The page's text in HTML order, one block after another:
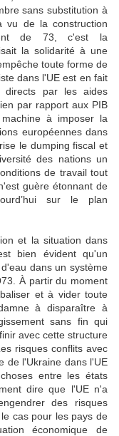
sans substitution à
vu de la construction
de 73, c'est la
la solidarité à une
toute forme de
dans l'UE est en fait
directs par les aides
par rapport aux PIB
à imposer la
européennes dans
le dumping fiscal et
des nations un
de travail tout
guère étonnant de
sur le plan
et la situation dans
bien évident qu'un
dans un système
À partir du moment
et à vider toute
à disparaître à
sans fin qui
avec cette structure
risques conflits avec
de l'Ukraine dans l'UE
entre les états
dire que l'UE n'a
des risques
cas pour les pays de
économique de